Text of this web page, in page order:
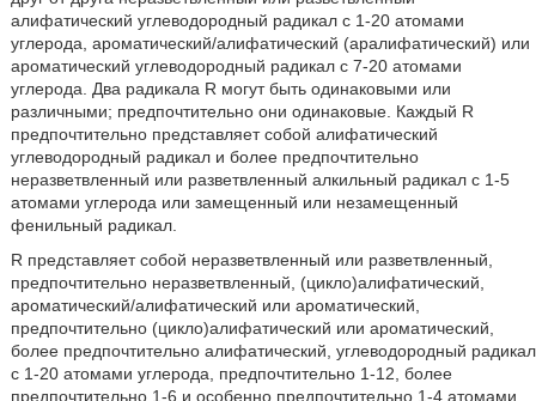
алифатический углеводородный радикал с 1-20 атомами
углерода, ароматический/алифатический (аралифатический) или
ароматический углеводородный радикал с 7-20 атомами
углерода. Два радикала R могут быть одинаковыми или
различными; предпочтительно они одинаковые. Каждый R
предпочтительно представляет собой алифатический
углеводородный радикал и более предпочтительно
неразветвленный или разветвленный алкильный радикал с 1-5
атомами углерода или замещенный или незамещенный
фенильный радикал.
R представляет собой неразветвленный или разветвленный,
предпочтительно неразветвленный, (цикло)алифатический,
ароматический/алифатический или ароматический,
предпочтительно (цикло)алифатический или ароматический,
более предпочтительно алифатический, углеводородный радикал
с 1-20 атомами углерода, предпочтительно 1-12, более
предпочтительно 1-6 и особенно предпочтительно 1-4 атомами